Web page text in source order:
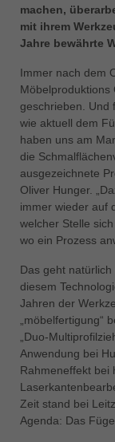
machen,
mit ihrem
Jahre bewährte
Immer nach dem
Möbelproduktions
geschrieben. Und
wie aktuell dem
haben uns am
die
ausgezeichnete
Oliver Hunger.
immer wieder auf
welcher Stelle
wo ein Prozess
Das geht
diesem
Jahren der
„möbelfertigung“
„Duo-
Anwendung bei
Rahmeneffekt bei
Zeit stand bei
Agenda: Das